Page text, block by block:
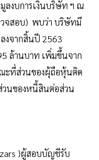
ลงบการเงินบริษัท ฯ ณ
วจสอบ) พบว่า บริษัทมี
งจากสิ้นปี 2563
ล้านบาท เพิ่มขึ้นจาก
ะที่ส่วนของผุ้ถือหุ้นติด
วนของหนี้สินต่อส่วน
)ผู้สอบบัญชีรับ